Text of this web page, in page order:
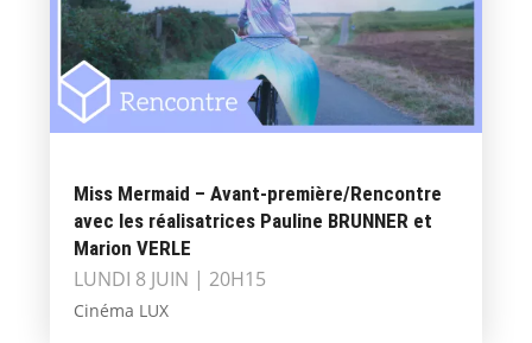
Miss Mermaid – Avant-première/Rencontre
avec les réalisatrices Pauline BRUNNER et
Marion VERLE
LUNDI 8 JUIN | 20H15
Cinéma LUX